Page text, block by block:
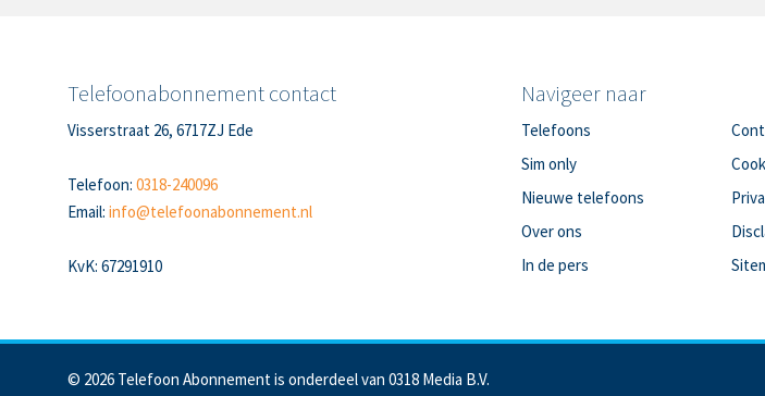
Telefoonabonnement contact
Visserstraat 26, 6717ZJ Ede
Telefoon: 0318-240096
Email: info@telefoonabonnement.nl
KvK: 67291910
Navigeer naar
Telefoons
Sim only
Nieuwe telefoons
Over ons
In de pers
© 2026 Telefoon Abonnement is onderdeel van 0318 Media B.V.